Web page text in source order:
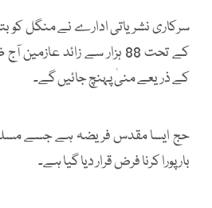
سرکاری نشریاتی ادارے نے منگل کو
کے ذریعے منیٰ پہنچ جائیں گے۔
حج ایسا مقدس فریضہ ہے جسے
بار پورا کرنا فرض قرار دیا گیا ہے۔